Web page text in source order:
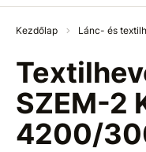
Kezdőlap Lánc- és
SZEM-2
4200/